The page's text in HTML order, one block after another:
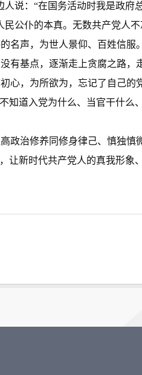
说：“在国务活动时我是政府
公仆的本真。无数共产党人
名声，为世人景仰、百姓信服。
基点，逐渐走上贪腐之路，
心，为所欲为，忘记了自己的
知道入党为什么、当官干什么
治修养同修身律己、慎独慎
新时代共产党人的真我形象